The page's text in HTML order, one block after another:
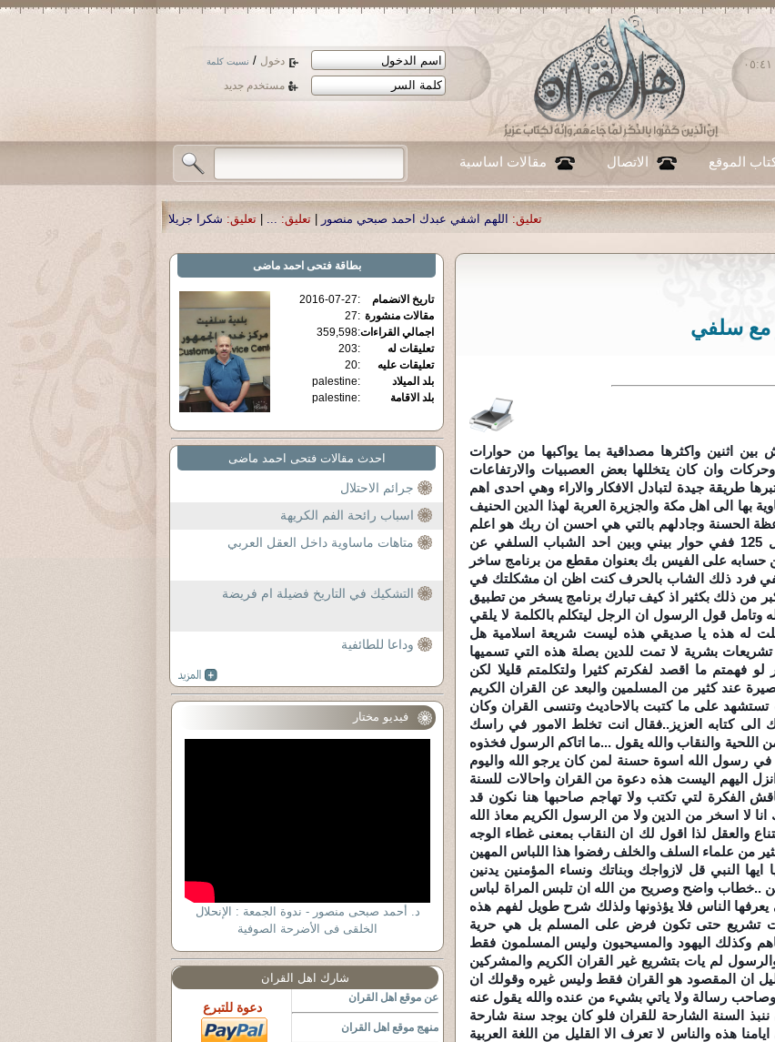
دخول / نسيت كلمة
مستخدم جديد
الجمعة ٠٧ - أغسطس - ٢٠٢٦ ٠٥:٤١
الموقع الاتصال مقالات اساسية
اللهم اشفي عبدك احمد صبحي منصور|تعليق: ...
| تعليق: شكرا جزيلا أستاذ حمد الحمد .أكرمكم الله .
مع سلفي
اثنين واكثرها مصداقية بما يواكبها من حوارات
وان كان يتخللها بعض العصبيات والارتفاعات
طريقة جيدة لتبادل الافكار والاراء وهي احدى اهم
بها الى اهل مكة والجزيرة العربة لهذا الدين الحنيف
الحسنة وجادلهم بالتي هي احسن ان ربك هو اعلم
بمن ضل عن سبيله وهو اعلم بالمهتدين النحل 125 ففي حوار بيني وبين احد الشباب السلفي عن
على الفيس بك بعنوان مقطع من برنامج ساخر
فرد ذلك الشاب بالحرف كنت اظن ان مشكلتك في
من ذلك بكثير اذ كيف تبارك برنامج يسخر من تطبيق
وتامل قول الرسول ان الرجل ليتكلم بالكلمة لا يلقي
له هذه يا صديقي هذه ليست شريعة اسلامية هل
بشرية لا تمت للدين بصلة هذه التي تسميها
فهمتم ما اقصد لفكرتم كثيرا ولتكلمتم قليلا لكن
عند كثير من المسلمين والبعد عن القران الكريم
على ما كتبت بالاحاديث وتنسى القران وكان
الى كتابه العزيز..فقال انت تخلط الامور في راسك
والنقاب والله يقول ...ما اتاكم الرسول فخذوه
في رسول الله اسوة حسنة لمن كان يرجو الله واليوم
انزل اليهم اليست هذه دعوة من القران واحالات للسنة
الفكرة لتي تكتب ولا تهاجم صاحبها هنا نكون قد
لا اسخر من الدين ولا من الرسول الكريم معاذ الله
والعقل لذا اقول لك ان النقاب بمعنى غطاء الوجه
من علماء السلف والخلف رفضوا هذا اللباس المهين
النبي قل لازواجك وبناتك ونساء المؤمنين يدنين
..خطاب واضح وصريح من الله ان تلبس المراة لباس
الناس فلا يؤذونها ولذلك شرح طويل لفهم هذه
تشريع حتى تكون فرض على المسلم بل هي حرية
وكذلك اليهود والمسيحيون وليس المسلمون فقط
لم يات بتشريع غير القران الكريم والمشركين
دليل ان المقصود هو القران فقط وليس غيره وقولك ان
رسالة ولا ياتي بشيء من عنده والله يقول عنه
السنة الشارحة للقران فلو كان يوجد سنة شارحة
هذه والناس لا تعرف الا القليل من اللغة العربية
بطاقةفتحى احمد ماضى
تاريخ الانضمام :
2016-07-27
مقالات منشورة :
27
اجمالي القراءات:
359,598
تعليقات له
:
203
تعليقات عليه
:
20
بلد الميلاد
:
palestine
بلد الاقامة
:
palestine
احدث مقالات فتحى احمد ماضى
جرائم الاحتلال
اسباب رائحة الفم الكريهة
متاهات ماساوية داخل العقل العربي
التشكيك في التاريخ فضيلة ام فريضة
وداعا للطائفية
فيديو مختار
د. أحمد صبحى منصور - ندوة الجمعة : الإنحلال
الخلقى فى الأضرحة الصوفية
شارك اهل القران
عن موقع اهل القران
منهج موقع اهل القران
دعوة للتبرع